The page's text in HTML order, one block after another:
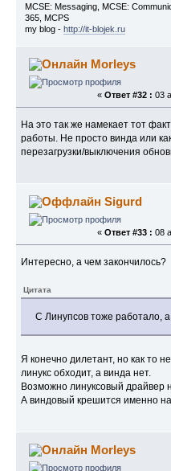
MCSE: Messaging, MCSE:
365, MCPS
my blog - http://it-blojek.ru
Morleys
« Ответ #32 : 03
На это так же намекает тот
работы. Не просто винда или
перезагрузки/выключения
Sigurd
« Ответ #33 : 08
Интересно, а чем закончилось?
Цитата
С Линупсов тоже работало, а
Я конечно дилетант, но как то
линукс обходит, а винда нет.
Возможно линуксовый драйвер
А виндовый крешится именно
Morleys